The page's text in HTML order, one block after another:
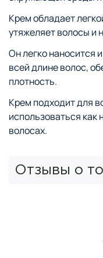
Крем обладает
утяжеляет волосы и
Он легко наносится
всей длине волос,
плотность.
Крем подходит для
использоваться как
волосах.
Отзывы о